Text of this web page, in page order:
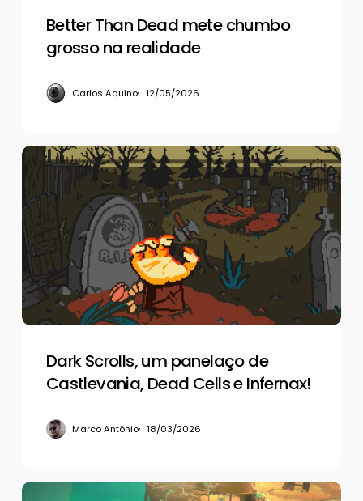
Better Than Dead mete chumbo
grosso na realidade
Carlos Aquino 12/05/2026
Dark
um
panelaço
de
Castlevania,
Dead
Cells
e
Dark Scrolls, um panelaço de
Castlevania, Dead Cells e Infernax!
Marco Antônio 18/03/2026
De